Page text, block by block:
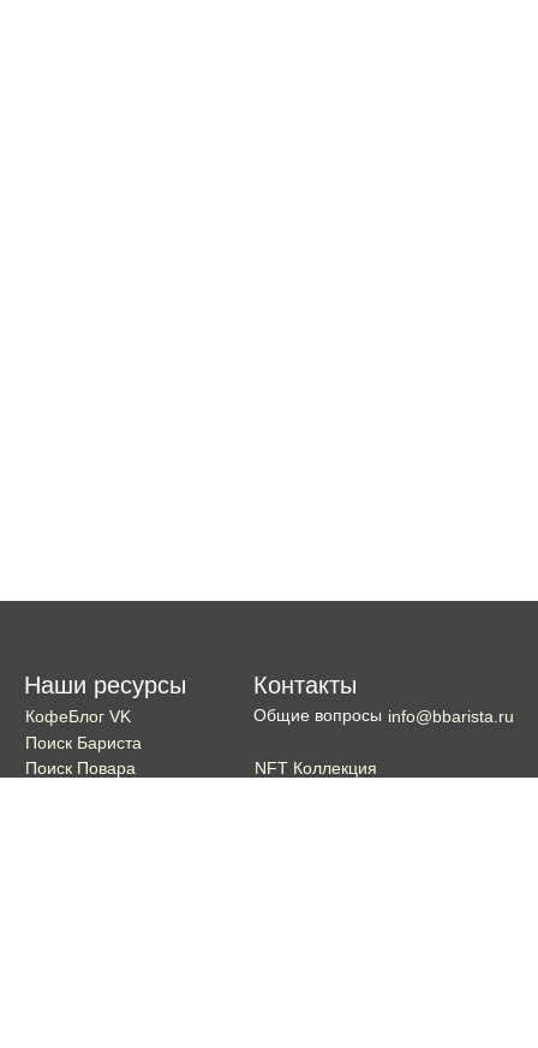
Наши ресурсы
КофеБлог VK
Поиск Бариста
Поиск Повара
Контакты
Общие вопросы info@bbarista.ru
NFT Коллекция